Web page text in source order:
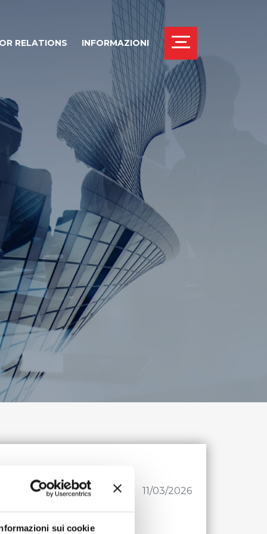
sui cookie
RELATIONS INFORMAZIONI
OFFICE
11/03/2026